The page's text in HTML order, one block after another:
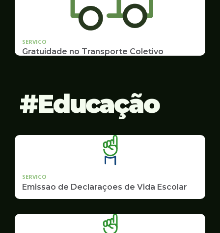
SERVICO
Gratuidade no Transporte Coletivo
Educação
SERVICO
Emissão de Declarações de Vida Escolar